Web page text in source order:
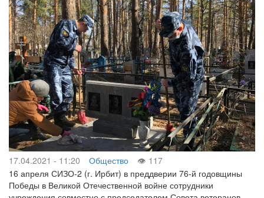
17.04.2021 - 11:20 Общество
117
16 апреля СИЗО-2 (г. Ирбит) в преддверии 76-й годовщины
Победы в Великой Отечественной войне сотрудники